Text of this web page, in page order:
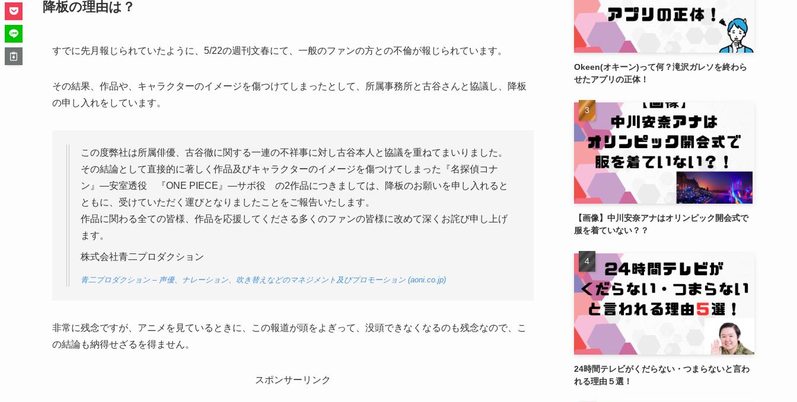
降板の理由は？
すでに先月報じられていたように、5/22の週刊文春にて、一般のファンの方との不倫が報じられています。
その結果、作品や、キャラクターのイメージを傷つけてしまったとして、所属事務所と古谷さんと協議し、降板
の申し入れをしています。
この度弊社は所属俳優、古谷徹に関する一連の不祥事に対し古谷本人と協議を重ねてまいりました。
その結論として直接的に著しく作品及びキャラクターのイメージを傷つけてしまった『名探偵コナ
ン』―安室透役 『ONE PIECE』―サボ役 の2作品につきましては、降板のお願いを申し入れると
ともに、受けていただく運びとなりましたことをご報告いたします。
作品に関わる全ての皆様、作品を応援してくださる多くのファンの皆様に改めて深くお詫び申し上げ
ます。
株式会社青二プロダクション
青二プロダクション – 声優、ナレーション、吹き替えなどのマネジメント及びプロモーション (aoni.co.jp)
非常に残念ですが、アニメを見ているときに、この報道が頭をよぎって、没頭できなくなるのも残念なので、こ
の結論も納得せざるを得ません。
スポンサーリンク
Okeen(オキーン)って何？滝沢ガレソを終わら
せたアプリの正体！
【画像】中川安奈アナはオリンピック開会式で
服を着ていない？？
24時間テレビがくだらない・つまらないと言わ
れる理由５選！